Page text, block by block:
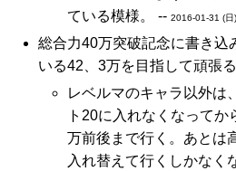
ている模様。 -- 2016-01-31 (
総合力40万突破記念に書き込
いる42、3万を目指して頑張
レベルマのキャラ以外は
ト20に入れなくなって
万前後まで行く。あとは
入れ替えて行くしかなく